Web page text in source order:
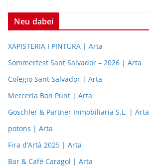
Neu dabei
XAPISTERIA I PINTURA | Arta
Sommerfest Sant Salvador – 2026 | Arta
Colegio Sant Salvador | Arta
Merceria Bon Punt | Arta
Goschler & Partner Inmobiliaria S.L. | Arta
potons | Arta
Fira d’Artà 2025 | Arta
Bar & Café Caragol | Arta